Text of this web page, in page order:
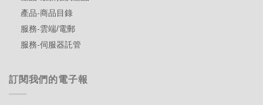
產品-商品目錄
服務-雲端/電郵
服務-伺服器託管
訂閱我們的電子報